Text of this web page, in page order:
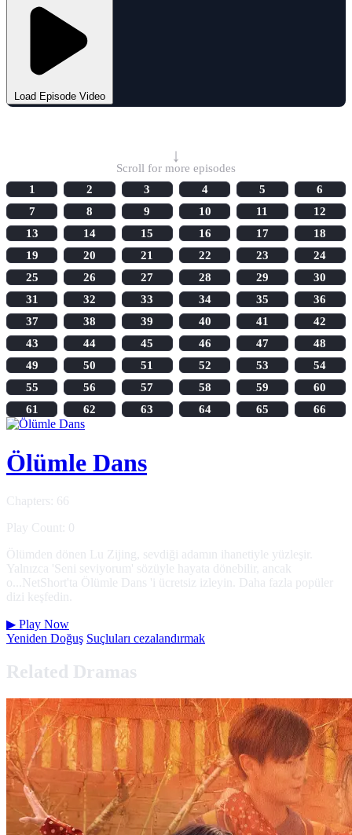
Load Episode Video
↓
Scroll for more episodes
1
2 3 4 5
6
7
8 9 10 11
12
13
14 15 16 17
18
19
20 21 22 23
24
25
26 27 28 29
30
31
32 33 34 35
36
37
38 39 40 41
42
43
44 45 46 47
48
49
50 51 52 53
54
55
56 57 58 59
60
61
62 63 64 65 66
Ölümle Dans
Chapters: 66
Play Count: 0
Ölümden dönen Lu Zijing, sevdiği adamın ihanetiyle yüzleşir.
Yalnızca 'Seni seviyorum' sözüyle hayata dönebilir, ancak
o...NetShort'ta Ölümle Dans 'i ücretsiz izleyin. Daha fazla popüler
dizi keşfedin.
▶ Play Now
Yeniden Doğuş Suçluları cezalandırmak
Related Dramas